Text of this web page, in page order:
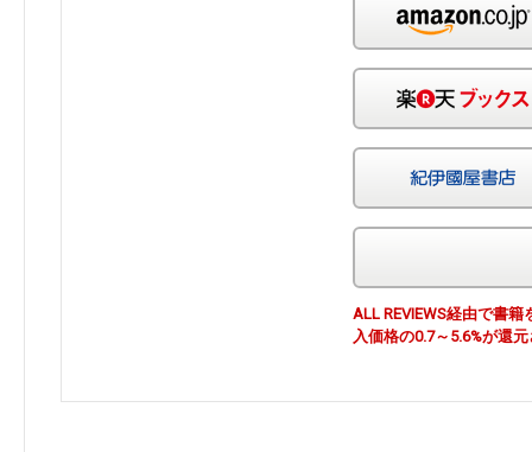
ALL REVIEWS経由で書
入価格の0.7～5.6%が還